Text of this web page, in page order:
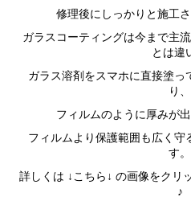
修理後にしっかりと施工
ガラスコーティングは今まで主
とは違
ガラス溶剤をスマホに直接塗っ
り、
フィルムのように厚みが
フィルムより保護範囲も広く守
す。
詳しくは ↓こちら↓ の画像をクリ
♪